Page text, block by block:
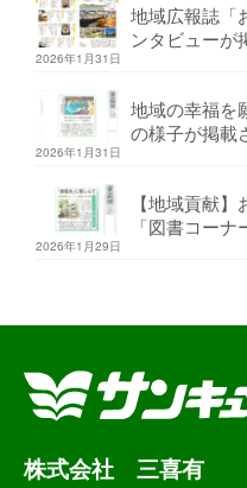
地域広報誌「
ンタビューが
2026年1月31日
地域の幸福を
の様子が掲載
2026年1月31日
【地域貢献
「図書コー
2026年1月29日
株式会社 三喜有